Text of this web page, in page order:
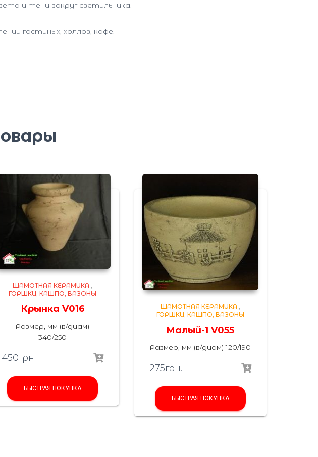
и тени вокруг светильника.
гостиных, холлов, кафе.
ШАМОТНАЯ КЕРАМИКА ,
ГОРШКИ, КАШПО, ВАЗОНЫ
Крынка V016
Размер, мм (в/диам)
340/250
450грн.
БЫСТРАЯ ПОКУПКА
ШАМОТНАЯ КЕРАМИКА ,
ГОРШКИ, КАШПО, ВАЗОНЫ
Малый-1 V055
Размер, мм (в/диам) 120/190
275грн.
БЫСТРАЯ ПОКУПКА